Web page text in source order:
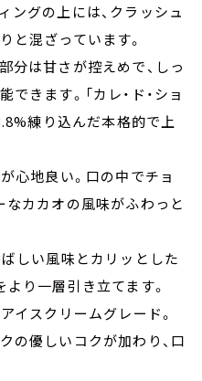
グの上には、クラッシュ
と混ざっています。
は甘さが控えめで、しっ
きます。「カレ・ド・ショ
練り込んだ本格的で上
心地良い。口の中でチョ
なカカオの風味がふわっと
ばしい風味とカリッとした
り一層引き立てます。
イスクリームグレード。
の優しいコクが加わり、口